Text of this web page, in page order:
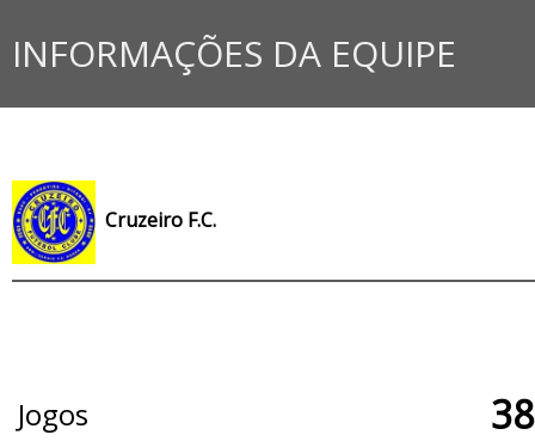
INFORMAÇÕES DA EQUIPE
Cruzeiro F.C.
Jogos